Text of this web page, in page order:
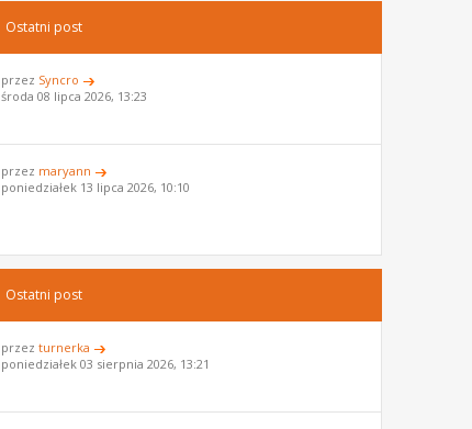
Ostatni post
przez Syncro
środa 08 lipca 2026, 13:23
przez maryann
poniedziałek 13 lipca 2026, 10:10
Ostatni post
przezturnerka
poniedziałek 03 sierpnia 2026, 13:21